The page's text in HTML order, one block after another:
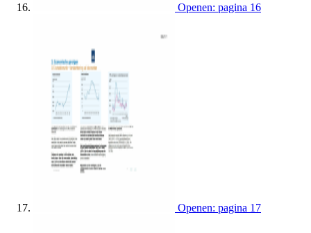
Openen: pagina 16
Openen: pagina 17